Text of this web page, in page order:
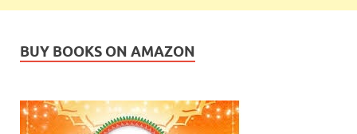
BUY BOOKS ON AMAZON